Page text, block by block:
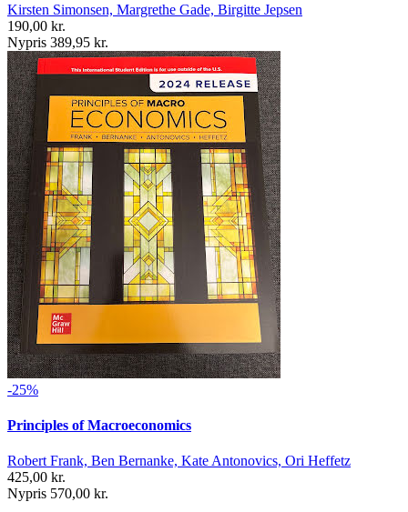
Kirsten Simonsen, Margrethe Gade, Birgitte Jepsen
190,00 kr.
Nypris 389,95 kr.
-25%
Principles of Macroeconomics
Robert Frank, Ben Bernanke, Kate Antonovics, Ori Heffetz
425,00 kr.
Nypris 570,00 kr.